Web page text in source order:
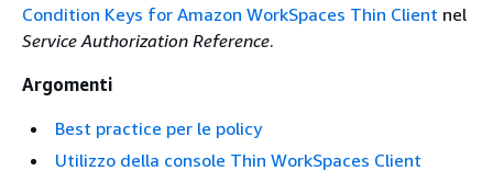
Condition Keys for Amazon WorkSpaces Thin Client nel
Service Authorization Reference.
Argomenti
Best practice per le policy
Utilizzo della console Thin WorkSpaces Client